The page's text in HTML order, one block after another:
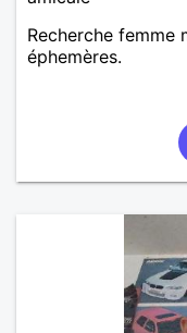
Recherche femme
éphemères.